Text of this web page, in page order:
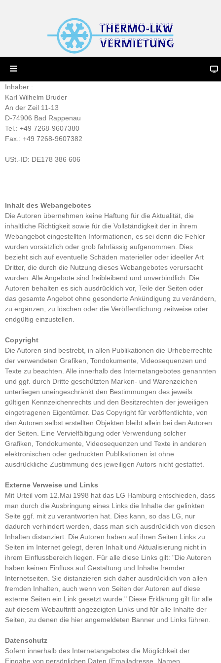
Inhaber :
Karl Wilhelm Bruder
An der Zeil 11-13
D-74906 Bad Rappenau
Tel.: +49 7268-9607380
Fax.: +49 7268-9607382
USt.-ID: DE178 386 606
Inhalt des Webangebotes
Die Autoren übernehmen keine Haftung für die Aktualität, die
inhaltliche Richtigkeit sowie für die Vollständigkeit der in ihrem
Webangebot eingestellten Informationen, es sei denn die Fehler
wurden vorsätzlich oder grob fahrlässig aufgenommen. Dies
bezieht sich auf eventuelle Schäden materieller oder ideeller Art
Dritter, die durch die Nutzung dieses Webangebotes verursacht
wurden. Alle Angebote sind freibleibend und unverbindlich. Die
Autoren behalten es sich ausdrücklich vor, Teile der Seiten oder
das gesamte Angebot ohne gesonderte Ankündigung zu verändern,
zu ergänzen, zu löschen oder die Veröffentlichung zeitweise oder
endgültig einzustellen.
Copyright
Die Autoren sind bestrebt, in allen Publikationen die Urheberrechte
der verwendeten Grafiken, Tondokumente, Videosequenzen und
Texte zu beachten. Alle innerhalb des Internetangebotes genannten
und ggf. durch Dritte geschützten Marken- und Warenzeichen
unterliegen uneingeschränkt den Bestimmungen des jeweils
gültigen Kennzeichenrechts und den Besitzrechten der jeweiligen
eingetragenen Eigentümer. Das Copyright für veröffentlichte, von
den Autoren selbst erstellten Objekten bleibt allein bei den Autoren
der Seiten. Eine Vervielfältigung oder Verwendung solcher
Grafiken, Tondokumente, Videosequenzen und Texte in anderen
elektronischen oder gedruckten Publikationen ist ohne
ausdrückliche Zustimmung des jeweiligen Autors nicht gestattet.
Externe Verweise und Links
Mit Urteil vom 12.Mai 1998 hat das LG Hamburg entschieden, dass
man durch die Ausbringung eines Links die Inhalte der gelinkten
Seite ggf. mit zu verantworten hat. Dies kann, so das LG, nur
dadurch verhindert werden, dass man sich ausdrücklich von diesen
Inhalten distanziert. Die Autoren haben auf ihren Seiten Links zu
Seiten im Internet gelegt, deren Inhalt und Aktualisierung nicht in
ihrem Einflussbereich liegen. Für alle diese Links gilt: "Die Autoren
haben keinen Einfluss auf Gestaltung und Inhalte fremder
Internetseiten. Sie distanzieren sich daher ausdrücklich von allen
fremden Inhalten, auch wenn von Seiten der Autoren auf diese
externe Seiten ein Link gesetzt wurde." Diese Erklärung gilt für alle
auf diesem Webauftritt angezeigten Links und für alle Inhalte der
Seiten, zu denen die hier angemeldeten Banner und Links führen.
Datenschutz
Sofern innerhalb des Internetangebotes die Möglichkeit der
Eingabe von persönlichen Daten (Emailadresse, Namen,